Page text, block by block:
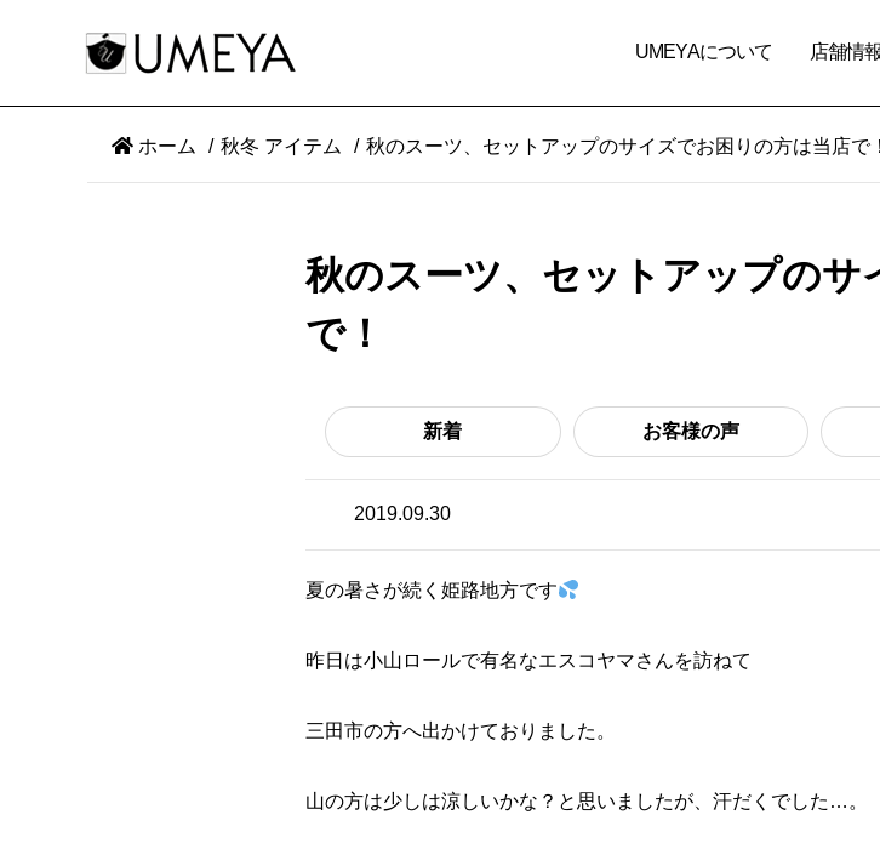
UMEYAについて 店舗情報
ホーム 秋冬 アイテム 秋のスーツ、セットアップのサイズでお困りの方は当店で！
秋のスーツ、セットアップのサ
で！
新着 お客様の声
2019.09.30
夏の暑さが続く姫路地方です
昨日は小山ロールで有名なエスコヤマさんを訪ねて
三田市の方へ出かけておりました。
山の方は少しは涼しいかな？と思いましたが、汗だくでした…。